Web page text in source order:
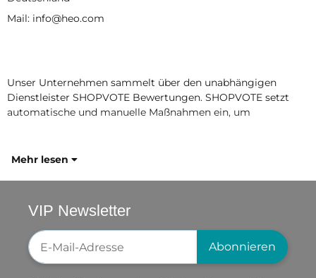
Mail: info@heo.com
Unser Unternehmen sammelt über den unabhängigen
Dienstleister SHOPVOTE Bewertungen. SHOPVOTE setzt
automatische und manuelle Maßnahmen ein, um
Mehr lesen
VIP Newsletter
Newsletter-Registrierung
Abonnieren